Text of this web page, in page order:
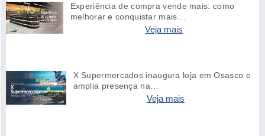
Experiência de compra vende mais: como
melhorar e conquistar mais…
Veja mais
X Supermercados inaugura loja em Osasco e
amplia presença na…
Veja mais